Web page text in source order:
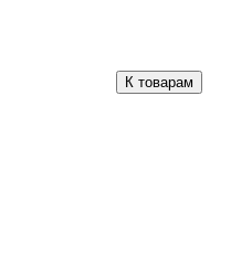
К товарам